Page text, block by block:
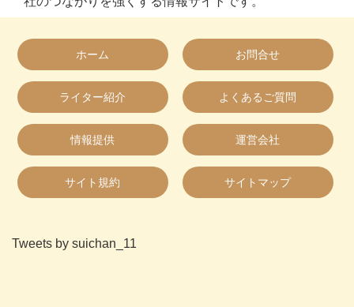
ホーム お問合せ
ライター紹介 よくあるご質問
情報提供 運営会社
サイト規約 サイトマップ
Tweets by suichan_11